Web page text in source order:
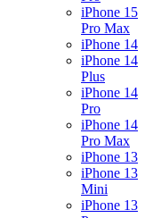
iPhone 15
Pro Max
iPhone 14
iPhone 14
Plus
iPhone 14
Pro
iPhone 14
Pro Max
iPhone 13
iPhone 13
Mini
iPhone 13